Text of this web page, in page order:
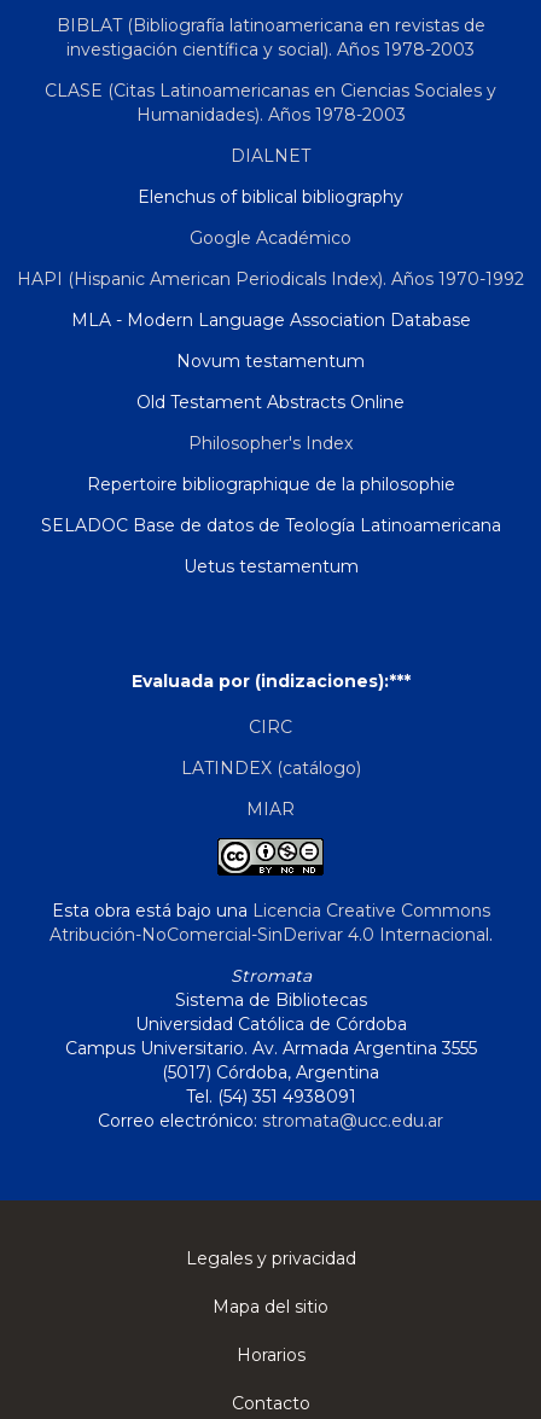
BIBLAT (Bibliografía latinoamericana en revistas de
investigación científica y social). Años 1978-2003
CLASE (Citas Latinoamericanas en Ciencias Sociales y
Humanidades). Años 1978-2003
DIALNET
Elenchus of biblical bibliography
Google Académico
HAPI (Hispanic American Periodicals Index). Años 1970-1992
MLA - Modern Language Association Database
Novum testamentum
Old Testament Abstracts Online
Philosopher's Index
Repertoire bibliographique de la philosophie
SELADOC Base de datos de Teología Latinoamericana
Uetus testamentum
Evaluada por (indizaciones):***
CIRC
LATINDEX (catálogo)
MIAR
Esta obra está bajo una Licencia Creative Commons
Atribución-NoComercial-SinDerivar 4.0 Internacional.
Stromata
Sistema de Bibliotecas
Universidad Católica de Córdoba
Campus Universitario. Av. Armada Argentina 3555
(5017) Córdoba, Argentina
Tel. (54) 351 4938091
Correo electrónico: stromata@ucc.edu.ar
Legales y privacidad
Mapa del sitio
Horarios
Contacto